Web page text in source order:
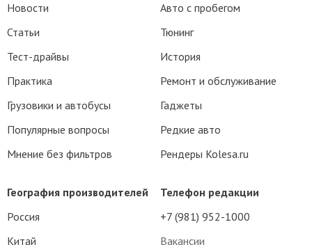
Телефон редакции
+7 (981) 952-1000
Вакансии
Новости
Статьи
Тест-драйвы
Практика
Грузовики и автобусы
Популярные вопросы
Мнение без фильтров
Авто с пробегом
Тюнинг
История
Ремонт и обслуживание
Гаджеты
Редкие авто
Рендеры Kolesa.ru
География производителей
Россия
Китай